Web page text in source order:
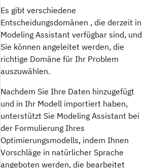
Es gibt verschiedene
Entscheidungsdomänen , die derzeit in
Modeling Assistant verfügbar sind, und
Sie können angeleitet werden, die
richtige Domäne für Ihr Problem
auszuwählen.
Nachdem Sie Ihre Daten hinzugefügt
und in Ihr Modell importiert haben,
unterstützt Sie Modeling Assistant bei
der Formulierung Ihres
Optimierungsmodells, indem Ihnen
Vorschläge in natürlicher Sprache
angeboten werden, die bearbeitet